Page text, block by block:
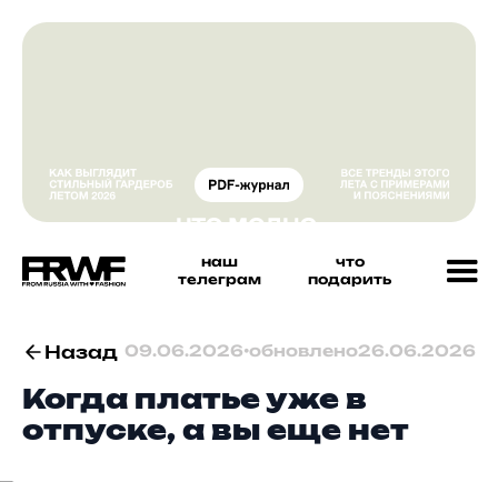
наш
телеграм
что
подарить
Назад 09.06.2026•обновлено26.06.2026
Когда платье уже в
отпуске, а вы еще нет